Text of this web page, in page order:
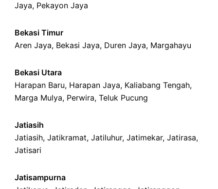
Jaya, Pekayon Jaya
Bekasi Timur
Aren Jaya, Bekasi Jaya, Duren Jaya, Margahayu
Bekasi Utara
Harapan Baru, Harapan Jaya, Kaliabang Tengah,
Marga Mulya, Perwira, Teluk Pucung
Jatiasih
Jatiasih, Jatikramat, Jatiluhur, Jatimekar, Jatirasa,
Jatisari
Jatisampurna